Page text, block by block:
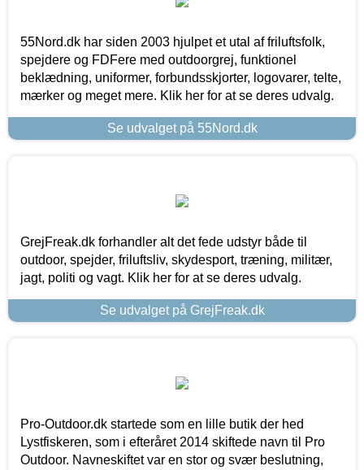
55Nord.dk har siden 2003 hjulpet et utal af friluftsfolk,
spejdere og FDFere med outdoorgrej, funktionel
beklædning, uniformer, forbundsskjorter, logovarer, telte,
mærker og meget mere. Klik her for at se deres udvalg.
Se udvalget på 55Nord.dk
GrejFreak.dk forhandler alt det fede udstyr både til
outdoor, spejder, friluftsliv, skydesport, træning, militær,
jagt, politi og vagt. Klik her for at se deres udvalg.
Se udvalget på GrejFreak.dk
Pro-Outdoor.dk startede som en lille butik der hed
Lystfiskeren, som i efteråret 2014 skiftede navn til Pro
Outdoor. Navneskiftet var en stor og svær beslutning,